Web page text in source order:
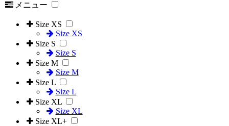
メニュー
Size XS
Size XS
Size S
Size S
Size M
Size M
Size L
Size L
Size XL
Size XL
Size XL+